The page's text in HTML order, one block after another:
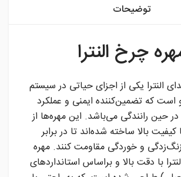
توضیحات
چرخ النترا
النترا یکی از اجزای حیاتی در سیستم
که تضمین‌کننده ایمنی و عملکرد
حین رانندگی می‌باشد. این مهره‌ها از
کیفیت بالا ساخته شده‌اند تا در برابر
و خوردگی مقاومت کنند. مهره
با دقت بالا و براساس استانداردهای